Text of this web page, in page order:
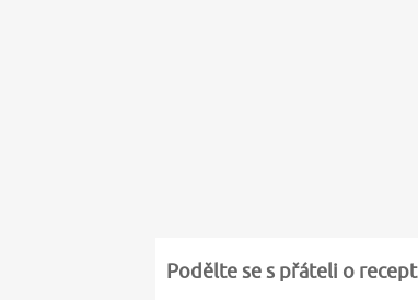
Podělte se s přáteli o recept